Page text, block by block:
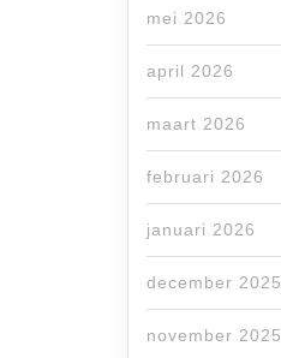
mei 2026
april 2026
maart 2026
februari 2026
januari 2026
december 2025
november 2025